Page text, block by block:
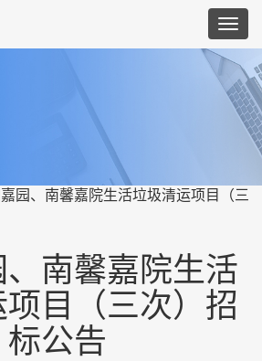
园、南馨嘉院生活垃圾清运项目（三
南馨嘉院生活
目（三次）招
标公告